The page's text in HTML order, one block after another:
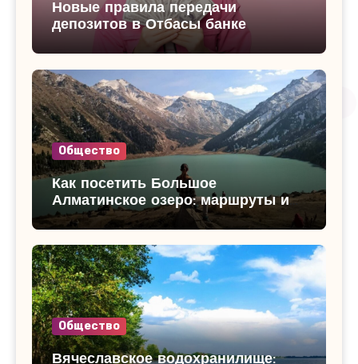
Новые правила передачи
депозитов в Отбасы банке
Общество
Как посетить Большое
Алматинское озеро: маршруты и
достопримечательности
Общество
Вячеславское водохранилище: